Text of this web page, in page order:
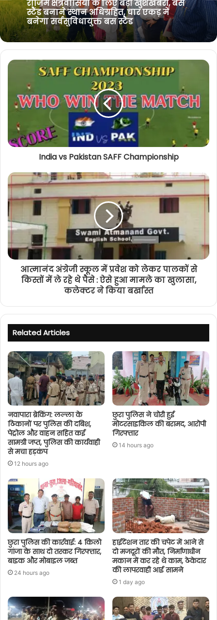
k
m
September 11, 2024
राजिम क्षेत्रवासियों के लिए बड़ी खुशखबरी, बस
स्टैंड बनाने स्थान अधिग्रहित, चार एकड़ में
बनेगा सर्वसुविधायुक्त बस स्टैंड
छत्तीसगढ़ को मिली 8 लाख 46 हजार PM
आवासों की स्वीकृति, मुख्यमंत्री साय बोले-
गरीबों को मिलेगी छत
India vs Pakistan SAFF Championship
आत्मानंद अंग्रेजी स्कूल में प्रवेश को लेकर पालकों से
किस्तों में ले रहे थे पैसे : ऐसे हुआ मामले का खुलासा,
कलेक्टर ने किया बर्खास्त
Related Articles
नवापारा ब्रेकिंग: लल्ला के
ठिकानों पर पुलिस की दबिश,
पेट्रोल और वाहन सहित कई
सामग्री जप्त, पुलिस की कार्यवाही
से मचा हड़कंप
12 hours ago
छुरा पुलिस ने चोरी हुई
मोटरसाइकिल की बरामद, आरोपी
गिरफ्तार
14 hours ago
छुरा पुलिस की कार्रवाई: 4 किलो
गांजा के साथ दो तस्कर गिरफ्तार,
बाइक और मोबाइल जब्त
24 hours ago
हाईटेंशन तार की चपेट में आने से
दो मजदूरों की मौत, निर्माणाधीन
मकान में कर रहे थे काम, ठेकेदार
की लापरवाही आई सामने
1 day ago